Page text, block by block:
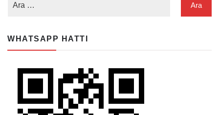
WHATSAPP HATTI